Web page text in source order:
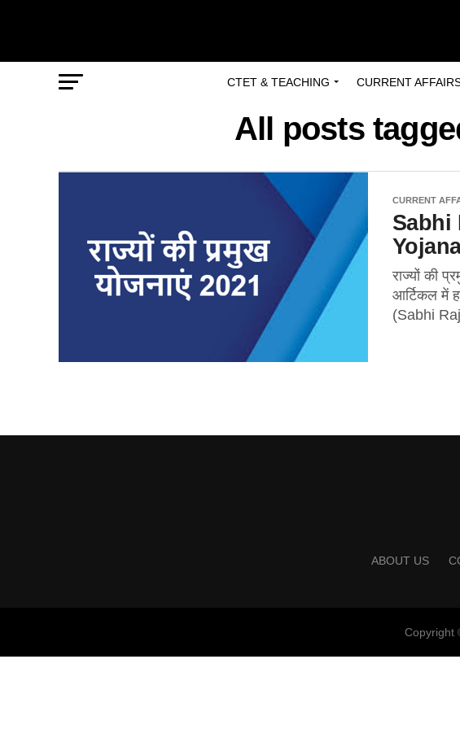
CTET & TEACHING CURRENT
All posts tagged
CURRENT
Sabhi
राज्यों की
आर्टिकल में
(Sabhi
ABOUT US
Copyright